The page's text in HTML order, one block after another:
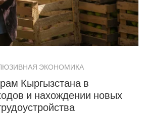
ЭКОНОМИКА
Кыргызстана в
и нахождении новых